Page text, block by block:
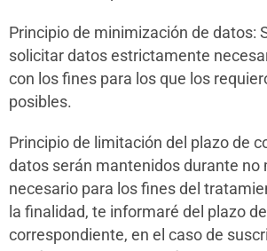
Principio de minimización de datos:
solicitar datos estrictamente
con los fines para los que los
posibles.
Principio de limitación del plazo de
datos serán mantenidos durante no
necesario para los fines del
la finalidad, te informaré del plazo
correspondiente, en el caso de